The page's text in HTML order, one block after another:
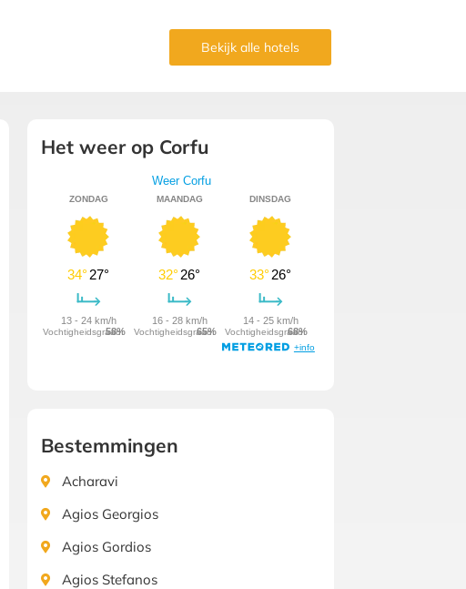
Bekijk alle hotels
Het weer op Corfu
Bestemmingen
Acharavi
Agios Georgios
Agios Gordios
Agios Stefanos